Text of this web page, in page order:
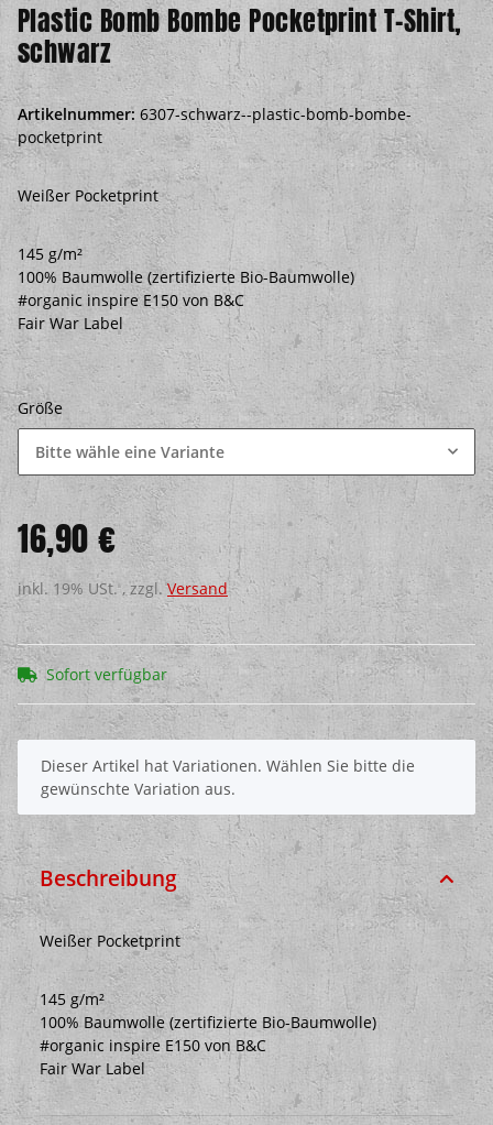
Plastic Bomb Bombe Pocketprint T-Shirt,
schwarz
Artikelnummer: 6307-schwarz--plastic-bomb-bombe-
pocketprint
Weißer Pocketprint
145 g/m²
100% Baumwolle (zertifizierte Bio-Baumwolle)
#organic inspire E150 von B&C
Fair War Label
Größe
Bitte wähle eine Variante
16,90 €
inkl. 19% USt. , zzgl.Versand
Sofort verfügbar
x
Dieser Artikel hat Variationen. Wählen Sie bitte die
gewünschte Variation aus.
Beschreibung
Weißer Pocketprint
145 g/m²
100% Baumwolle (zertifizierte Bio-Baumwolle)
#organic inspire E150 von B&C
Fair War Label